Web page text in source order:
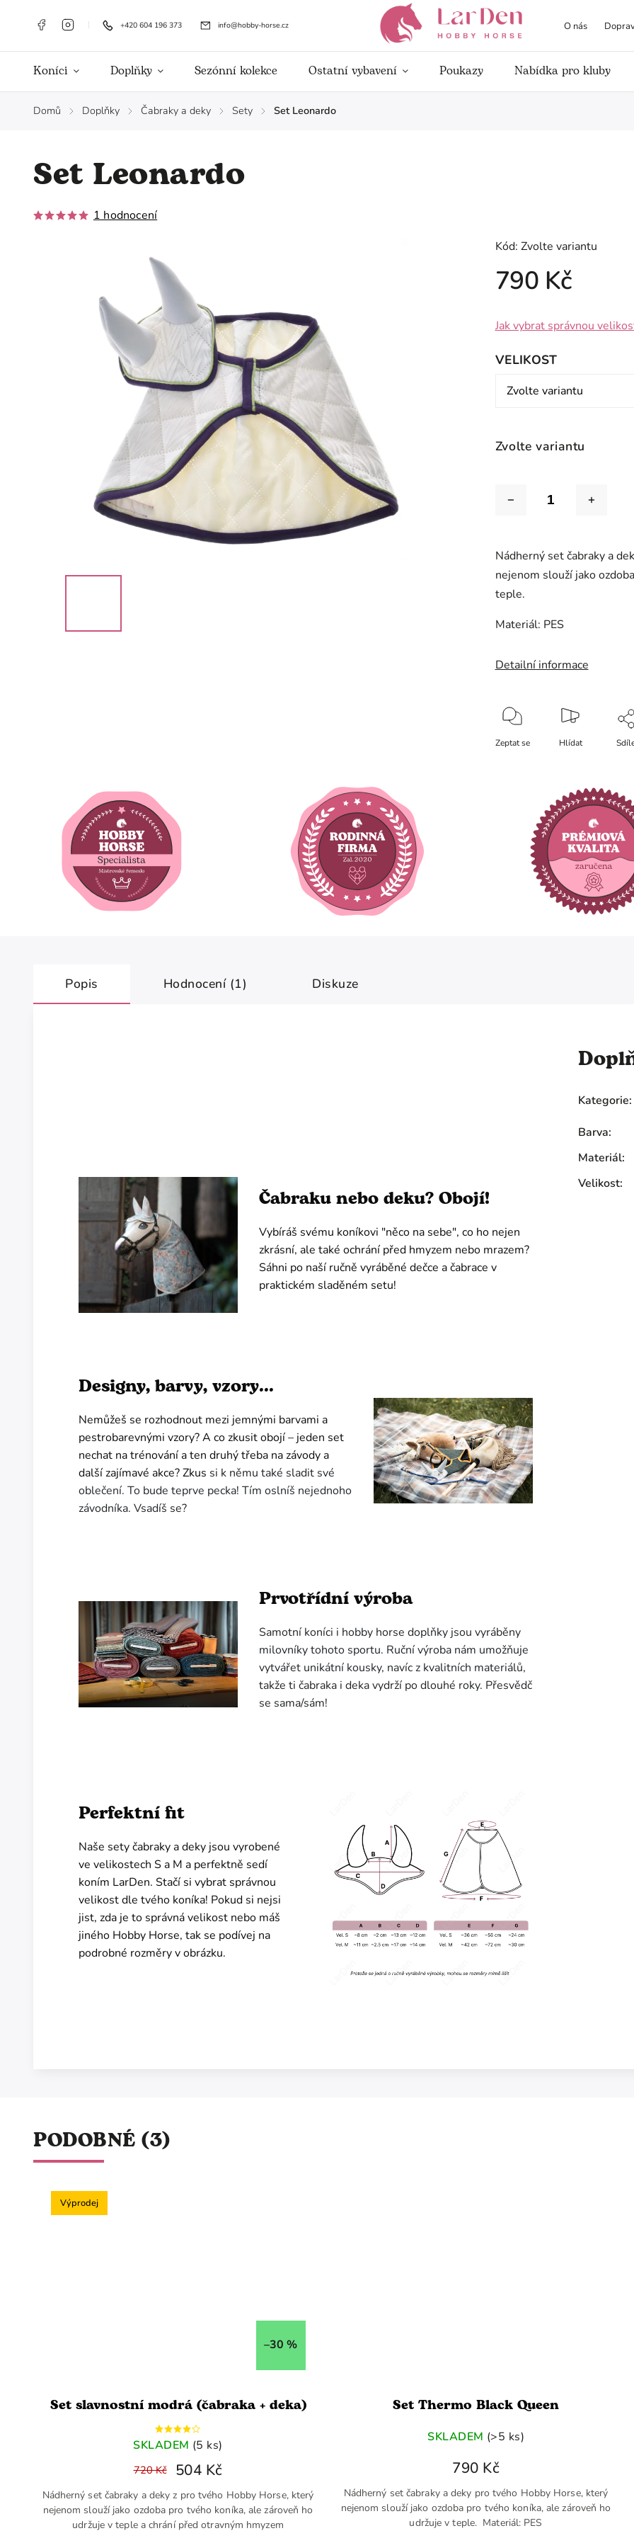
+420 604 196 373 info@hobby-horse.cz O nás
Koníci Doplňky Sezónní kolekce Ostatní vybavení Poukazy Nabídka pro kluby
Domů / Doplňky / Čabraky a deky / Sety / Set Leonardo
Set Leonardo
1 hodnocení
Kód: Zvolte variantu
790 Kč
Zvolte variantu
Jak vybrat správnou
VELIKOST
Nádherný set čabraky a
nejenom slouží jako
teple.
Materiál: PES
Detailní informace
Zeptat se Hlídat
Popis Hodnocení (1) Diskuze
Čabraku nebo deku? Obojí!
Vybíráš svému koníkovi "něco na sebe", co ho nejen
zkrásní, ale také ochrání před hmyzem nebo mrazem?
Sáhni po naší ručně vyráběné dečce a čabrace v
praktickém sladěném setu!
Designy, barvy, vzory...
Nemůžeš se rozhodnout mezi jemnými barvami a
pestrobarevnými vzory? A co zkusit obojí – jeden set
nechat na trénování a ten druhý třeba na závody a
další zajímavé akce? Zkus si k němu také sladit své
oblečení. To bude teprve pecka! Tím oslníš nejednoho
závodníka. Vsadíš se?
Prvotřídní výroba
Samotní koníci i hobby horse doplňky jsou vyráběny
milovníky tohoto sportu. Ruční výroba nám umožňuje
vytvářet unikátní kousky, navíc z kvalitních materiálů,
takže ti čabraka i deka vydrží po dlouhé roky. Přesvědč
se sama/sám!
Perfektní fit
Naše sety čabraky a deky jsou vyrobené
ve velikostech S a M a perfektně sedí
koním LarDen. Stačí si vybrat správnou
velikost dle tvého koníka! Pokud si nejsi
jist, zda je to správná velikost nebo máš
jiného Hobby Horse, tak se podívej na
podrobné rozměry v obrázku.
Kategorie:
Barva:
Materiál:
Velikost:
PODOBNÉ (3)
Výprodej
–30 %
Set slavnostní modrá (čabraka + deka)
SKLADEM (5 ks)
720 Kč 504 Kč
Nádherný set čabraky a deky z pro tvého Hobby Horse, který
nejenom slouží jako ozdoba pro tvého koníka, ale zároveň ho
udržuje v teple a chrání před otravným hmyzem
Set Thermo Black Queen
SKLADEM (>5 ks)
790 Kč
Nádherný set čabraky a deky pro tvého Hobby Horse, který
nejenom slouží jako ozdoba pro tvého koníka, ale zároveň ho
udržuje v teple. Materiál: PES